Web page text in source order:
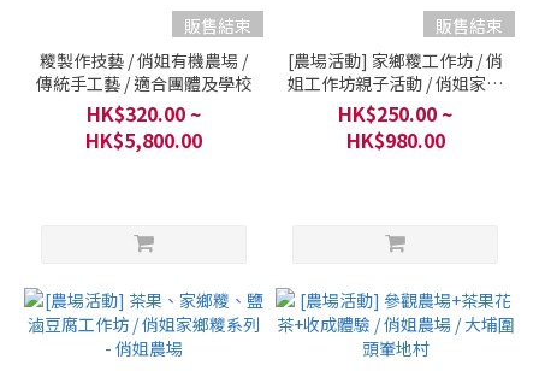
販售結束
糭製作技藝 / 俏姐有機農場 /
傳統手工藝 / 適合團體及學校
HK$320.00 ~
HK$5,800.00
販售結束
[農場活動] 家鄉糭工作坊 / 俏
姐工作坊親子活動 / 俏姐家鄉
糭系列 - 俏姐農場
HK$250.00 ~
HK$980.00